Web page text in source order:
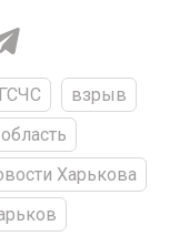
ГСЧС
взрыв
Харькова